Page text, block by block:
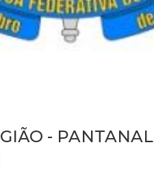
- PANTANAL